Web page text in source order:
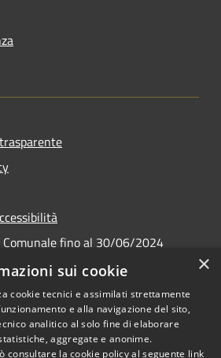
Comunale fino al 30/06/2024
Online
Copyright © 2026 • Comune di
×
sui cookie
cookie tecnici e assimilati strettamente
e alla navigazione del sito,
analitico al solo fine di elaborare
aggregate e anonime.
consultare la cookie policy al seguente link